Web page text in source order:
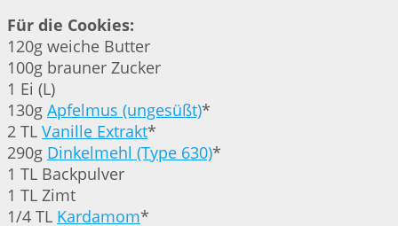
Für die Cookies:
120g weiche Butter
100g brauner Zucker
1 Ei (L)
130g Apfelmus (ungesüßt)*
2 TL Vanille Extrakt*
290g Dinkelmehl (Type 630)*
1 TL Backpulver
1 TL Zimt
1/4 TL Kardamom*